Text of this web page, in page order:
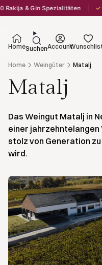
& Gin Spezialitäten
HomeSuchenAccount
Home
Weingüter Matalj
Matalj
Das Weingut Matalj in
einer
stolz von Generation
wird.